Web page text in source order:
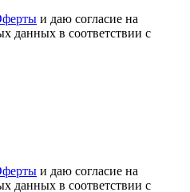
и даю согласие на
данных в соответствии с
и даю согласие на
данных в соответствии с